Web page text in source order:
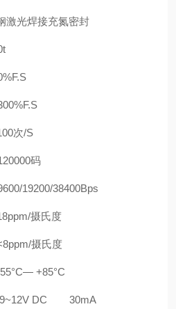
光焊接充氮密封
次/S
码
38400Bps
摄氏度
摄氏度
+85°C
DC 30mA